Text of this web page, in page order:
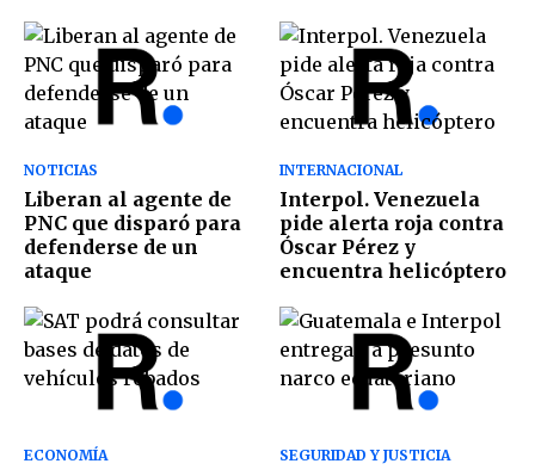
NOTICIAS
Liberan al agente de
PNC que disparó para
defenderse de un
ataque
INTERNACIONAL
Interpol. Venezuela
pide alerta roja contra
Óscar Pérez y
encuentra helicóptero
ECONOMÍA SEGURIDAD Y JUSTICIA